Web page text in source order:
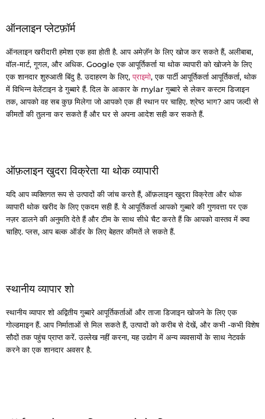
ऑनलाइन प्लेटफ़ॉर्म
ऑनलाइन खरीदारी हमेशा एक हवा होती है. आप अमेज़ॅन के लिए खोज कर सकते हैं, अलीबाबा,
वॉल-मार्ट, गूगल, और अधिक. Google एक आपूर्तिकर्ता या थोक व्यापारी को खोजने के लिए
एक शानदार शुरुआती बिंदु है. उदाहरण के लिए,प्राइमो, एक पार्टी आपूर्तिकर्ता आपूर्तिकर्ता, थोक
में विभिन्न वेलेंटाइन डे गुब्बारे हैं. दिल के आकार के mylar गुब्बारे से लेकर कस्टम डिजाइन
तक, आपको वह सब कुछ मिलेगा जो आपको एक ही स्थान पर चाहिए. श्रेष्ठ भाग? आप जल्दी से
कीमतों की तुलना कर सकते हैं और घर से अपना आदेश सही कर सकते हैं.
ऑफ़लाइन खुदरा विक्रेता या थोक व्यापारी
यदि आप व्यक्तिगत रूप से उत्पादों की जांच करते हैं, ऑफ़लाइन खुदरा विक्रेता और थोक
व्यापारी थोक खरीद के लिए एकदम सही हैं. ये आपूर्तिकर्ता आपको गुब्बारे की गुणवत्ता पर एक
नज़र डालने की अनुमति देते हैं और टीम के साथ सीधे चैट करते हैं कि आपको वास्तव में क्या
चाहिए. प्लस, आप बल्क ऑर्डर के लिए बेहतर कीमतें ले सकते हैं.
स्थानीय व्यापार शो
स्थानीय व्यापार शो अद्वितीय गुब्बारे आपूर्तिकर्ताओं और ताजा डिजाइन खोजने के लिए एक
गोल्डमाइन हैं. आप निर्माताओं से मिल सकते हैं, उत्पादों को करीब से देखें, और कभी -कभी विशेष
सौदों तक पहुंच प्राप्त करें. उल्लेख नहीं करना, यह उद्योग में अन्य व्यवसायों के साथ नेटवर्क
करने का एक शानदार अवसर है.